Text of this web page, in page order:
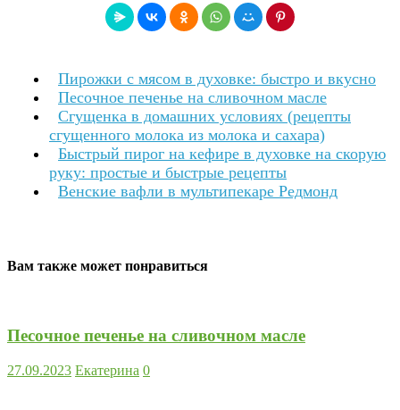
Пирожки с мясом в духовке: быстро и вкусно
Песочное печенье на сливочном масле
Сгущенка в домашних условиях (рецепты
сгущенного молока из молока и сахара)
Быстрый пирог на кефире в духовке на скорую
руку: простые и быстрые рецепты
Венские вафли в мультипекаре Редмонд
Вам также может понравиться
Песочное печенье на сливочном масле
27.09.2023 Екатерина 0